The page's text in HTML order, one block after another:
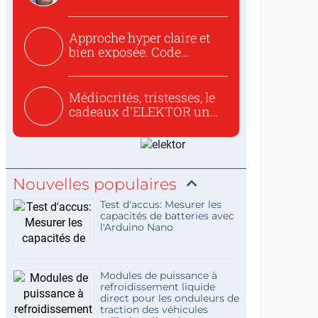
Approche hyper claire et
bien exposée. Code
Médiocrités, tristesses, le
cadeaux d'ELEKTOR un
Nouvelles populaires
Test d'accus: Mesurer les
capacités de batteries avec
l'Arduino Nano
Modules de puissance à
refroidissement liquide
direct pour les onduleurs de
traction des véhicules